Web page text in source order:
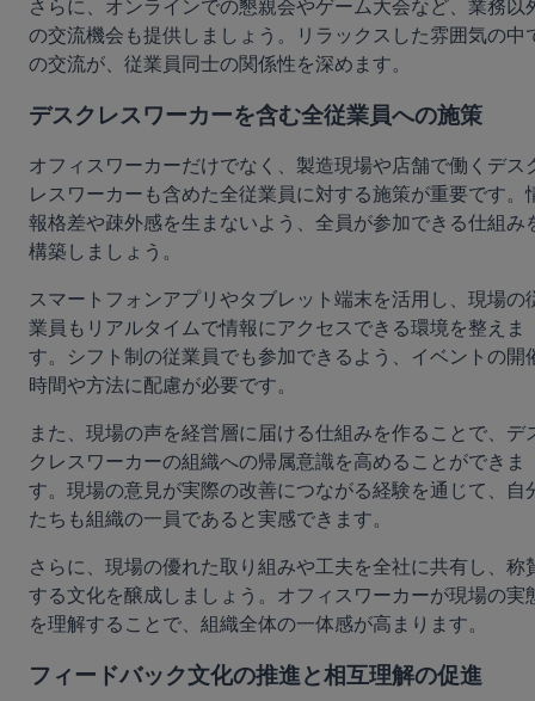
さらに、オンラインでの懇親会やゲーム大会など、業務以
の交流機会も提供しましょう。リラックスした雰囲気の中
の交流が、従業員同士の関係性を深めます。
デスクレスワーカーを含む全従業員への施策
オフィスワーカーだけでなく、製造現場や店舗で働くデス
レスワーカーも含めた全従業員に対する施策が重要です。
報格差や疎外感を生まないよう、全員が参加できる仕組み
構築しましょう。
スマートフォンアプリやタブレット端末を活用し、現場の
業員もリアルタイムで情報にアクセスできる環境を整えま
す。シフト制の従業員でも参加できるよう、イベントの開
時間や方法に配慮が必要です。
また、現場の声を経営層に届ける仕組みを作ることで、デ
クレスワーカーの組織への帰属意識を高めることができま
す。現場の意見が実際の改善につながる経験を通じて、自
たちも組織の一員であると実感できます。
さらに、現場の優れた取り組みや工夫を全社に共有し、称
する文化を醸成しましょう。オフィスワーカーが現場の実
を理解することで、組織全体の一体感が高まります。
フィードバック文化の推進と相互理解の促進